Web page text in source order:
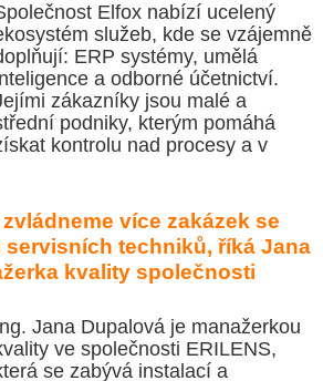
Elfox nabízí ucelený
služeb, kde se vzájemně
ERP systémy, umělá
a odborné účetnictví.
zákazníky jsou malé a
podniky, kterým pomáhá
kontrolu nad procesy a v
více zakázek se
techniků, říká Jana
kvality společnosti
Jana Dupalová je manažerkou
ve společnosti ERILENS,
se zabývá instalací a